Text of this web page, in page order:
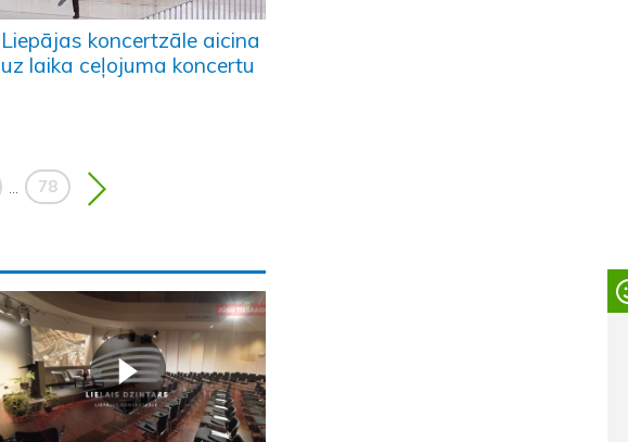
Liepājas koncertzāle aicina
uz laika ceļojuma koncertu
78